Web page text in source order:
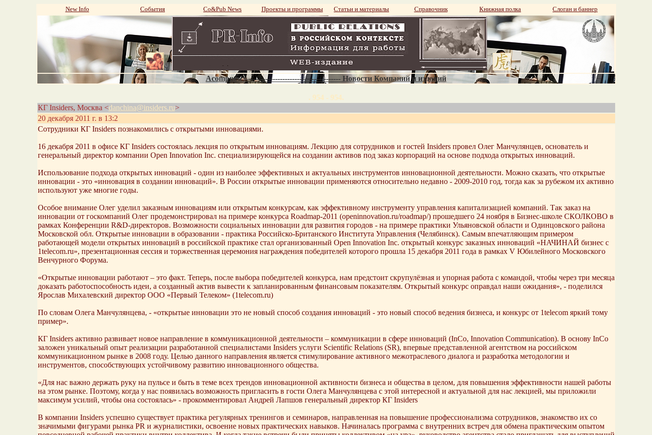
New Info События Со&Pub News Проекты и программы Статьи и материалы Справочник Книжная полка Слоган и баннер
Acompnews--------------------------------------- Новости Компаний и изданий
. 954 - 954.
КГ Insiders, Москва <danchina@insiders.ru>
20 декабря 2011 г. в 13:2
Сотрудники КГ Insiders познакомились с открытыми инновациями.
16 декабря 2011 в офисе КГ Insiders состоялась лекция по открытым инновациям. Лекцию для сотрудников и гостей Insiders провел Олег Манчулянцев, основатель и
генеральный директор компании Open Innovation Inc. специализирующейся на создании активов под заказ корпораций на основе подхода открытых инноваций.
Использование подхода открытых инноваций - один из наиболее эффективных и актуальных инструментов инновационной деятельности. Можно сказать, что открытые
инновации - это «инновация в создании инноваций». В России открытые инновации применяются относительно недавно - 2009-2010 год, тогда как за рубежом их активно
используют уже многие годы.
Особое внимание Олег уделил заказным инновациям или открытым конкурсам, как эффективному инструменту управления капитализацией компаний. Так заказ на
инновации от госкомпаний Олег продемонстрировал на примере конкурса Roadmap-2011 (openinnovation.ru/roadmap/) прошедшего 24 ноября в Бизнес-школе СКОЛКОВО в
рамках Конференции R&D-директоров. Возможности социальных инновации для развития городов - на примере практики Ульяновской области и Одинцовского района
Московской обл. Открытые инновации в образовании - практика Российско-Британского Института Управления (Челябинск). Самым впечатляющим примером
работающей модели открытых инноваций в российской практике стал организованный Open Innovation Inc. открытый конкурс заказных инноваций «НАЧИНАЙ бизнес с
1telecom.ru», презентационная сессия и торжественная церемония награждения победителей которого прошла 15 декабря 2011 года в рамках V Юбилейного Московского
Венчурного Форума.
«Открытые инновации работают – это факт. Теперь, после выбора победителей конкурса, нам предстоит скрупулёзная и упорная работа с командой, чтобы через три месяца
доказать работоспособность идеи, а созданный актив вывести к запланированным финансовым показателям. Открытый конкурс оправдал наши ожидания», - поделился
Ярослав Михалевский директор ООО «Первый Телеком» (1telecom.ru)
По словам Олега Манчулянцева, - «открытые инновации это не новый способ создания инноваций - это новый способ ведения бизнеса, и конкурс от 1telecom яркий тому
пример».
КГ Insiders активно развивает новое направление в коммуникационной деятельности – коммуникации в сфере инноваций (InCo, Innovation Communication). В основу InCo
заложен уникальный опыт реализации разработанной специалистами Insiders услуги Scientific Relations (SR), впервые представленной агентством на российском
коммуникационном рынке в 2008 году. Целью данного направления является стимулирование активного межотраслевого диалога и разработка методологии и
инструментов, способствующих устойчивому развитию инновационного общества.
«Для нас важно держать руку на пульсе и быть в теме всех трендов инновационной активности бизнеса и общества в целом, для повышения эффективности нашей работы
на этом рынке. Поэтому, когда у нас появилась возможность пригласить в гости Олега Манчулянцева с этой интересной и актуальной для нас лекцией, мы приложили
максимум усилий, чтобы она состоялась» - прокомментировал Андрей Лапшов генеральный директор КГ Insiders
В компании Insiders успешно существует практика регулярных тренингов и семинаров, направленная на повышение профессионализма сотрудников, знакомство их со
значимыми фигурами рынка PR и журналистики, освоение новых практических навыков. Начиналась программа с внутренних встреч для обмена практическим опытом